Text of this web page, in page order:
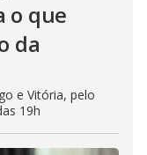
o que
da
e Vitória, pelo
19h